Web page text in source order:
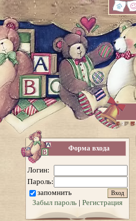
Форма входа
Логин:
Пароль:
запомнить
Забыл пароль | Регистрация